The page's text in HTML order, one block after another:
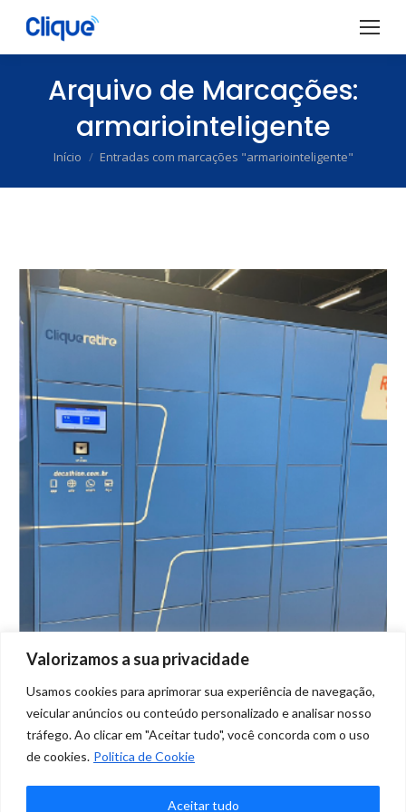
Valorizamos a sua privacidade
Usamos cookies para aprimorar sua experiência de navegação,
veicular anúncios ou conteúdo personalizado e analisar nosso
tráfego. Ao clicar em "Aceitar tudo", você concorda com o uso
de cookies. Politica de Cookie
Aceitar tudo
Arquivo de Marcações:
armariointeligente
Você está aqui:
Início Entradas com marcações "armariointeligente"
Clique e Decathlon revolucionam com
parceria estratégica
Blog Marketing Clique
novembro 1, 2023
Deixe um comentário
A Clique Retire fortalece sua parceria com a renomada varejista